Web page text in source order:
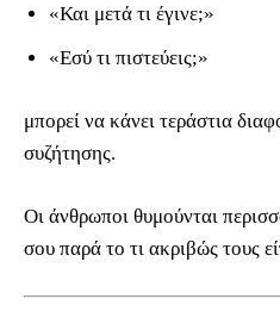
«Και μετά τι έγινε;»
«Εσύ τι πιστεύεις;»
μπορεί να κάνει τεράστια
συζήτησης.
Οι άνθρωποι θυμούνται
σου παρά το τι ακριβώς τους